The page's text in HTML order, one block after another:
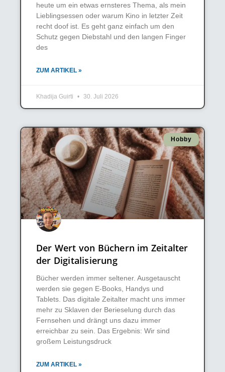
heute um ein etwas ernsteres Thema, als mein
Lieblingsessen oder warum Kino in letzter Zeit
recht doof ist. Es geht ganz einfach um den
Schutz gegen Diebstahl und den langen Finger
des
ZUM ARTIKEL »
Khadija Guirti 30. Juli 2026
Hobby
Der Wert von Büchern im Zeitalter
der Digitalisierung
Bücher werden immer seltener. Ausgetauscht
werden sie gegen E-Books, Handys und
Tablets. Das digitale Zeitalter macht uns immer
mehr zu Sklaven der Berieselung durch das
Fernsehen und drängt uns dazu immer
erreichbar zu sein. Das Ergebnis: Wir sind
großem Leistungsdruck
ZUM ARTIKEL »